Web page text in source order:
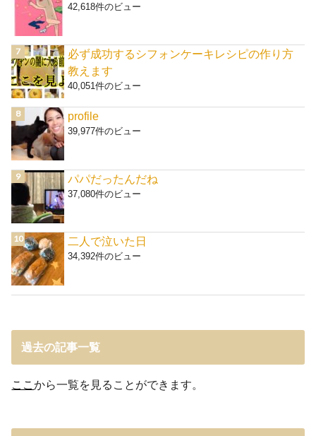
42,618件のビュー
必ず成功するシフォンケーキレシピの作り方
教えます
40,051件のビュー
profile
39,977件のビュー
パパだったんだね
37,080件のビュー
二人で泣いた日
34,392件のビュー
過去の記事一覧
ここから一覧を見ることができます。